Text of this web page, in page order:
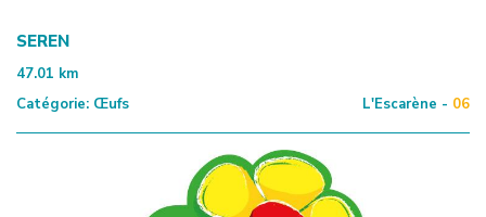
SEREN
47.01 km
Catégorie: Œufs L'Escarène - 06